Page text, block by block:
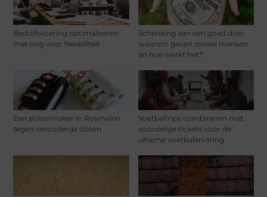
Bedrijfsvoering optimaliseren
met oog voor flexibiliteit
Schenking aan een goed doel:
waarom geven zoveel mensen
en hoe werkt het?
Een slotenmaker in Rosmalen
tegen verouderde sloten
Voetbaltrips combineren met
voordelige tickets voor de
ultieme voetbalervaring